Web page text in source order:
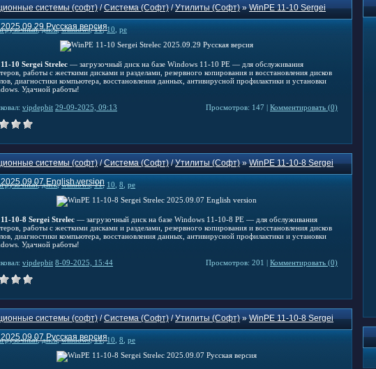
системы (софт)/Система (Софт)/Утилиты (Софт)»WinPE 11-10 Sergei
Русская версия
,диск,windows,11,10 pe
10 Sergei Strelec — загрузочный диск на базе Windows 11-10 PE — для обслуживания
работы с жесткими дисками и разделами, резервного копирования и восстановления дисков
диагностики компьютера, восстановления данных, антивирусной профилактики и установки
Удачной работы!
vipdepbit 29-09-2025, 09:13 Просмотров: 147 | Комментировать (0)
системы (софт)/Система (Софт)/Утилиты (Софт)»WinPE 11-10-8 Sergei
English version
,диск,windows,11, 10 8 pe
10-8 Sergei Strelec — загрузочный диск на базе Windows 11-10-8 PE — для обслуживания
работы с жесткими дисками и разделами, резервного копирования и восстановления дисков
диагностики компьютера, восстановления данных, антивирусной профилактики и установки
Удачной работы!
vipdepbit 8-09-2025, 15:44 Просмотров: 201 | Комментировать (0)
системы (софт)/Система (Софт)/Утилиты (Софт)»WinPE 11-10-8 Sergei
Русская версия
,диск,windows,11,10 8 pe